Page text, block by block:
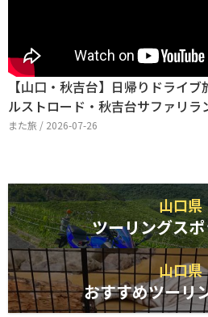
【山口・秋吉台】日帰りドライ
ルストロード・秋吉台サファリ
また旅 / 2026-07-26
山口県
ツーリングス
山口県
おすすめツーリ